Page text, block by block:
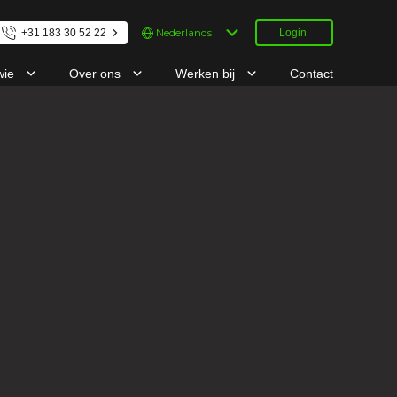
+31 183 30 52 22
Kies
een
Login
Over ons Werken bij Contact